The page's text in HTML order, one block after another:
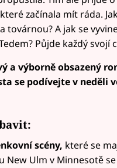
začínala mít ráda.
továrnou? A jak se
Půjde každý svojí
a výborně obsazený
se podívejte v neděli
scény, které se
New Ulm v Minnesotě